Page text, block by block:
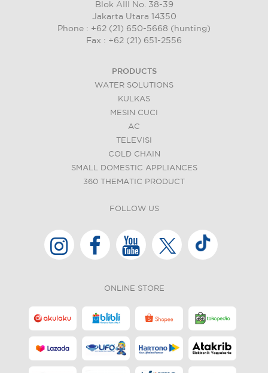
Blok AIII No. 38-39
Jakarta Utara 14350
Phone : +62 (21) 650-5668 (hunting)
Fax : +62 (21) 651-2556
PRODUCTS
WATER SOLUTIONS
KULKAS
MESIN CUCI
AC
TELEVISI
COLD CHAIN
SMALL DOMESTIC APPLIANCES
360 THEMATIC PRODUCT
FOLLOW US
ONLINE STORE